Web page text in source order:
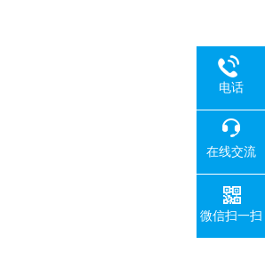
电话
在线交流
微信扫一扫